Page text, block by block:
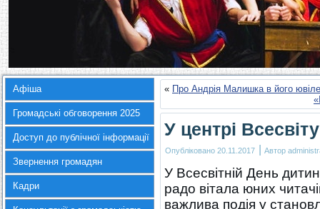
Афіша
Громадські обговорення 2025
Доступ до публічної інформації
Звернення громадян
Кадри
« Про Андрія Малишка в його
У центрі
Опубліковано 20.11.2017 | Автор
У Всесвітній День
радо вітала юних
важлива подія у